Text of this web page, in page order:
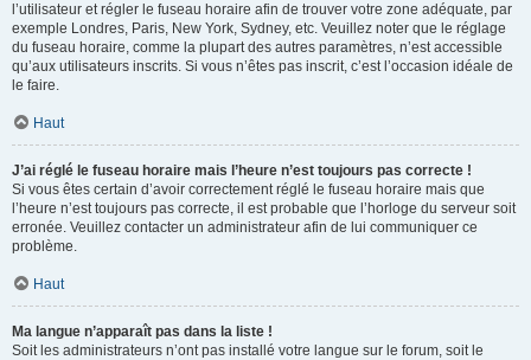
l’utilisateur et régler le fuseau horaire afin de trouver votre zone adéquate, par
exemple Londres, Paris, New York, Sydney, etc. Veuillez noter que le réglage
du fuseau horaire, comme la plupart des autres paramètres, n’est accessible
qu’aux utilisateurs inscrits. Si vous n’êtes pas inscrit, c’est l’occasion idéale de
le faire.
Haut
J’ai réglé le fuseau horaire mais l’heure n’est toujours pas correcte !
Si vous êtes certain d’avoir correctement réglé le fuseau horaire mais que
l’heure n’est toujours pas correcte, il est probable que l’horloge du serveur soit
erronée. Veuillez contacter un administrateur afin de lui communiquer ce
problème.
Haut
Ma langue n’apparaît pas dans la liste !
Soit les administrateurs n’ont pas installé votre langue sur le forum, soit le